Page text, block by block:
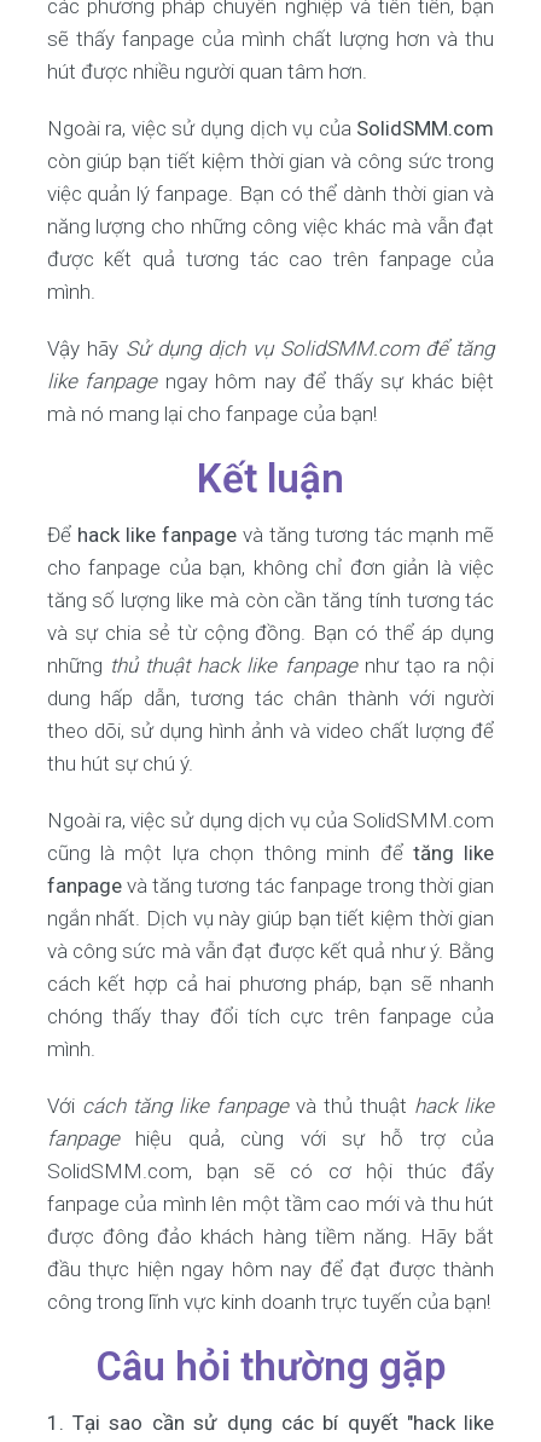
các phương pháp chuyên nghiệp và tiên tiến, bạn
sẽ thấy fanpage của mình chất lượng hơn và thu
hút được nhiều người quan tâm hơn.
Ngoài ra, việc sử dụng dịch vụ của SolidSMM.com
còn giúp bạn tiết kiệm thời gian và công sức trong
việc quản lý fanpage. Bạn có thể dành thời gian và
năng lượng cho những công việc khác mà vẫn đạt
được kết quả tương tác cao trên fanpage của
mình.
Vậy hãy Sử dụng dịch vụ SolidSMM.com để tăng
like fanpagengay hôm nay để thấy sự khác biệt
mà nó mang lại cho fanpage của bạn!
Kết luận
Để hack like fanpagevà tăng tương tác mạnh mẽ
cho fanpage của bạn, không chỉ đơn giản là việc
tăng số lượng like mà còn cần tăng tính tương tác
và sự chia sẻ từ cộng đồng. Bạn có thể áp dụng
những thủ thuật hack like fanpagenhư tạo ra nội
dung hấp dẫn, tương tác chân thành với người
theo dõi, sử dụng hình ảnh và video chất lượng để
thu hút sự chú ý.
Ngoài ra, việc sử dụng dịch vụ của SolidSMM.com
cũng là một lựa chọn thông minh đểtăng like
fanpagevà tăng tương tác fanpage trong thời gian
ngắn nhất. Dịch vụ này giúp bạn tiết kiệm thời gian
và công sức mà vẫn đạt được kết quả như ý. Bằng
cách kết hợp cả hai phương pháp, bạn sẽ nhanh
chóng thấy thay đổi tích cực trên fanpage của
mình.
Với cách tăng like fanpagevà thủ thuật hack like
fanpagehiệu quả, cùng với sự hỗ trợ của
SolidSMM.com, bạn sẽ có cơ hội thúc đẩy
fanpage của mình lên một tầm cao mới và thu hút
được đông đảo khách hàng tiềm năng. Hãy bắt
đầu thực hiện ngay hôm nay để đạt được thành
công trong lĩnh vực kinh doanh trực tuyến của bạn!
Câu hỏi thường gặp
1. Tại sao cần sử dụng các bí quyết "hack like